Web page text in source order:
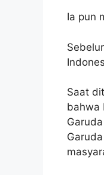
Ia pun
Saat
bahwa